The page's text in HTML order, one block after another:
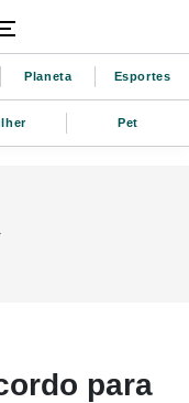
Planeta Esportes
Pet
para